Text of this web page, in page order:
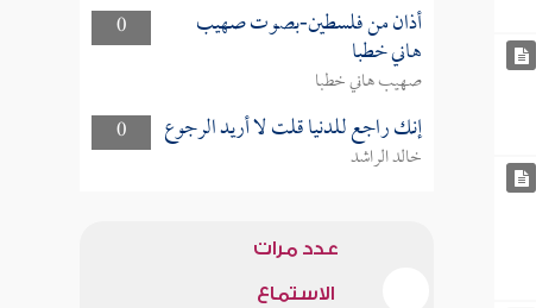
0
أذان من فلسطين-بصوت صهيب
هاني خطبا
صهيب هاني خطبا
0
إنك راجع للدنيا قلت لا أريد الرجوع
خالد الراشد
عدد مرات
الاستماع